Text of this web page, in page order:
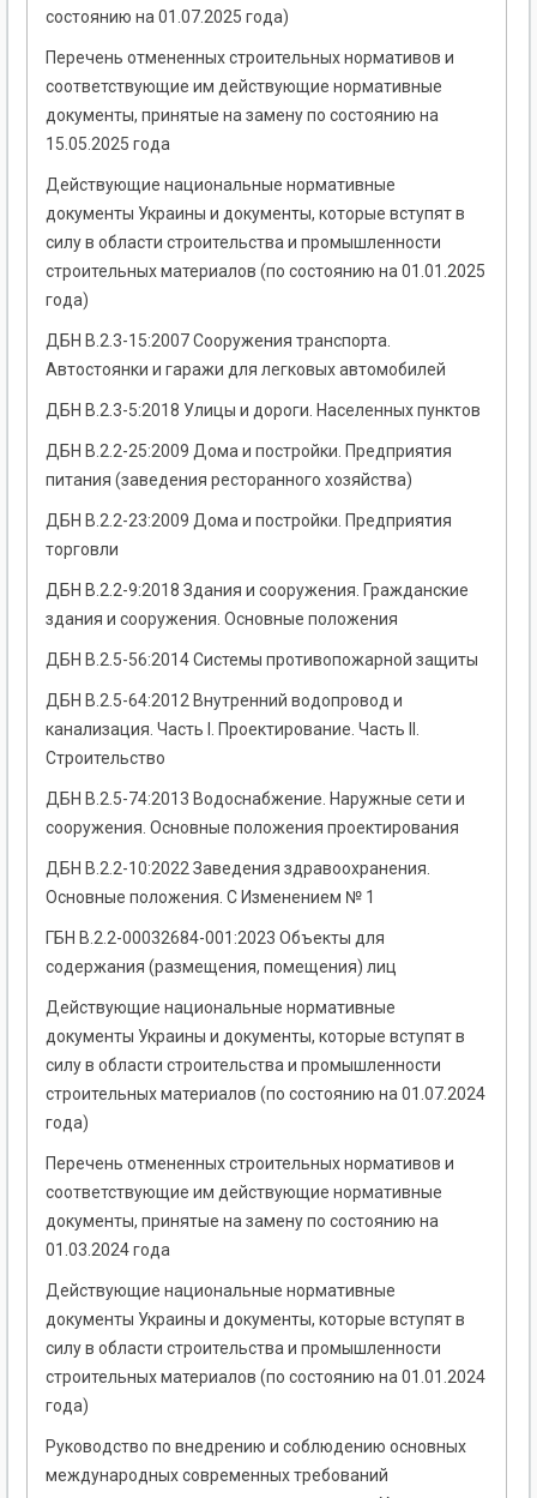
состоянию на 01.07.2025 года)
Перечень отмененных строительных нормативов и
соответствующие им действующие нормативные
документы, принятые на замену по состоянию на
15.05.2025 года
Действующие национальные нормативные
документы Украины и документы, которые вступят в
силу в области строительства и промышленности
строительных материалов (по состоянию на 01.01.2025
года)
ДБН В.2.3-15:2007 Сооружения транспорта.
Автостоянки и гаражи для легковых автомобилей
ДБН В.2.3-5:2018 Улицы и дороги. Населенных пунктов
ДБН В.2.2-25:2009 Дома и постройки. Предприятия
питания (заведения ресторанного хозяйства)
ДБН В.2.2-23:2009 Дома и постройки. Предприятия
торговли
ДБН В.2.2-9:2018 Здания и сооружения. Гражданские
здания и сооружения. Основные положения
ДБН В.2.5-56:2014 Системы противопожарной защиты
ДБН В.2.5-64:2012 Внутренний водопровод и
канализация. Часть I. Проектирование. Часть II.
Строительство
ДБН В.2.5-74:2013 Водоснабжение. Наружные сети и
сооружения. Основные положения проектирования
ДБН В.2.2-10:2022 Заведения здравоохранения.
Основные положения. С Изменением № 1
ГБН В.2.2-00032684-001:2023 Объекты для
содержания (размещения, помещения) лиц
Действующие национальные нормативные
документы Украины и документы, которые вступят в
силу в области строительства и промышленности
строительных материалов (по состоянию на 01.07.2024
года)
Перечень отмененных строительных нормативов и
соответствующие им действующие нормативные
документы, принятые на замену по состоянию на
01.03.2024 года
Действующие национальные нормативные
документы Украины и документы, которые вступят в
силу в области строительства и промышленности
строительных материалов (по состоянию на 01.01.2024
года)
Руководство по внедрению и соблюдению основных
международных современных требований